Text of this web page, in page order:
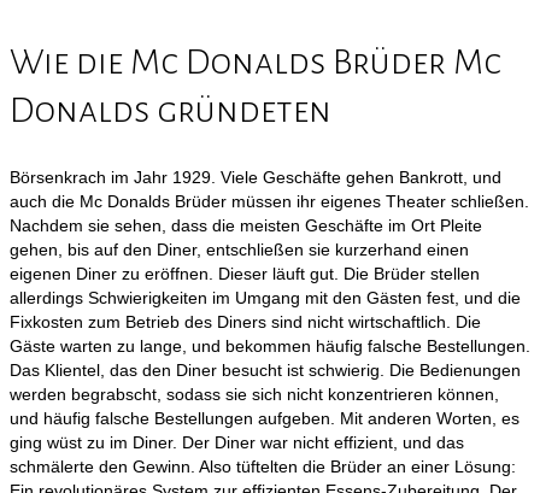
Wie die Mc Donalds Brüder Mc
Donalds gründeten
Börsenkrach im Jahr 1929. Viele Geschäfte gehen Bankrott, und
auch die Mc Donalds Brüder müssen ihr eigenes Theater schließen.
Nachdem sie sehen, dass die meisten Geschäfte im Ort Pleite
gehen, bis auf den Diner, entschließen sie kurzerhand einen
eigenen Diner zu eröffnen. Dieser läuft gut. Die Brüder stellen
allerdings Schwierigkeiten im Umgang mit den Gästen fest, und die
Fixkosten zum Betrieb des Diners sind nicht wirtschaftlich. Die
Gäste warten zu lange, und bekommen häufig falsche Bestellungen.
Das Klientel, das den Diner besucht ist schwierig. Die Bedienungen
werden begrabscht, sodass sie sich nicht konzentrieren können,
und häufig falsche Bestellungen aufgeben. Mit anderen Worten, es
ging wüst zu im Diner. Der Diner war nicht effizient, und das
schmälerte den Gewinn. Also tüftelten die Brüder an einer Lösung: